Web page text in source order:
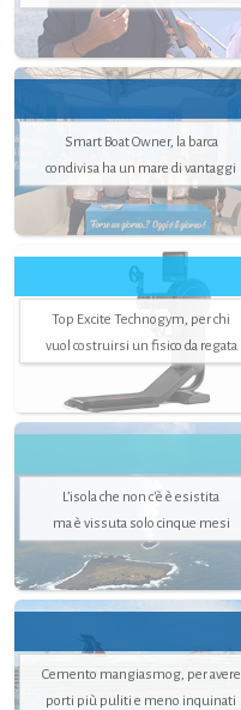
Smart Boat Owner, la barca
condivisa ha un mare di vantaggi
Top Excite Technogym, per chi
vuol costruirsi un fisico da regata
L’isola che non c'è è esistita
ma è vissuta solo cinque mesi
Cemento mangiasmog, per avere
porti più puliti e meno inquinati